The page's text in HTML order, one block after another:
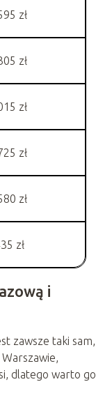
zł
zł
zł
zł
zł
zł
i
zawsze taki sam,
dlatego warto go